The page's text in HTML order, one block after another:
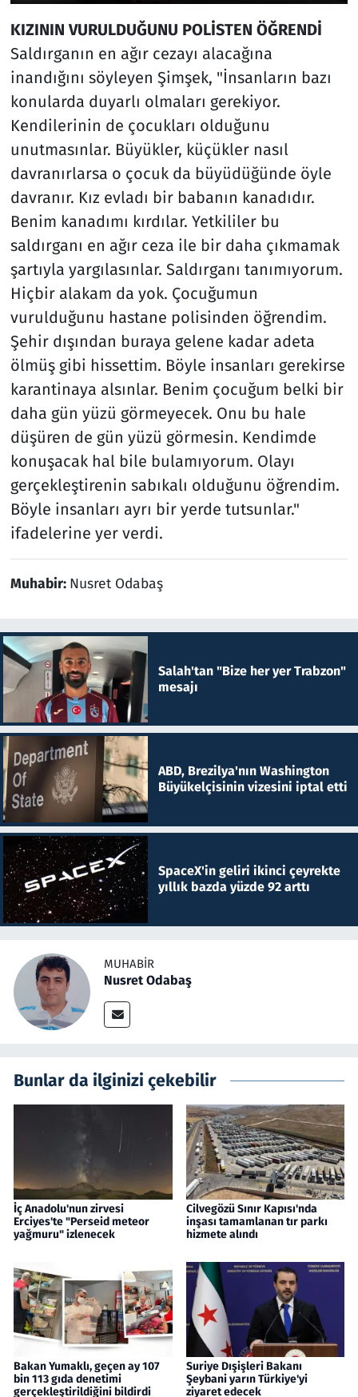
KIZININ VURULDUĞUNU POLİSTEN ÖĞRENDİ
Saldırganın en ağır cezayı alacağına
inandığını söyleyen Şimşek, "İnsanların bazı
konularda duyarlı olmaları gerekiyor.
Kendilerinin de çocukları olduğunu
unutmasınlar. Büyükler, küçükler nasıl
davranırlarsa o çocuk da büyüdüğünde öyle
davranır. Kız evladı bir babanın kanadıdır.
Benim kanadımı kırdılar. Yetkililer bu
saldırganı en ağır ceza ile bir daha çıkmamak
şartıyla yargılasınlar. Saldırganı tanımıyorum.
Hiçbir alakam da yok. Çocuğumun
vurulduğunu hastane polisinden öğrendim.
Şehir dışından buraya gelene kadar adeta
ölmüş gibi hissettim. Böyle insanları gerekirse
karantinaya alsınlar. Benim çocuğum belki bir
daha gün yüzü görmeyecek. Onu bu hale
düşüren de gün yüzü görmesin. Kendimde
konuşacak hal bile bulamıyorum. Olayı
gerçekleştirenin sabıkalı olduğunu öğrendim.
Böyle insanları ayrı bir yerde tutsunlar."
ifadelerine yer verdi.
Muhabir: Nusret Odabaş
Salah'tan "Bize her yer Trabzon"
mesajı
ABD, Brezilya'nın Washington
Büyükelçisinin vizesini iptal etti
SpaceX'in geliri ikinci çeyrekte
yıllık bazda yüzde 92 arttı
MUHABIR
Nusret Odabaş
Bunlar da ilginizi çekebilir
İç Anadolu'nun zirvesi
Erciyes'te "Perseid meteor
yağmuru" izlenecek
Cilvegözü Sınır Kapısı'nda
inşası tamamlanan tır parkı
hizmete alındı
Bakan Yumaklı, geçen ay 107
bin 113 gıda denetimi
gerçekleştirildiğini bildirdi
Suriye Dışişleri Bakanı
Şeybani yarın Türkiye'yi
ziyaret edecek